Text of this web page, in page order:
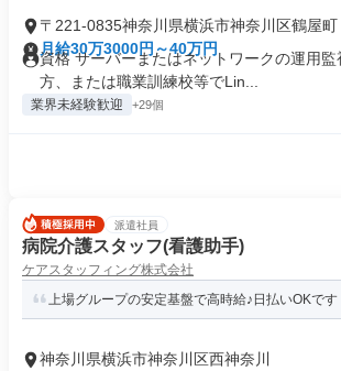
〒221-0835神奈川県横浜市神奈川区鶴屋町
月給30万3000円～40万円
資格 サーバーまたはネットワークの運用
方、または職業訓練校等でLin...
業界未経験歓迎 +29個
派遣社員
病院介護スタッフ(看護助手)
ケアスタッフィング株式会社
上場グループの安定基盤で高時給♪日払いOKです
神奈川県横浜市神奈川区西神奈川